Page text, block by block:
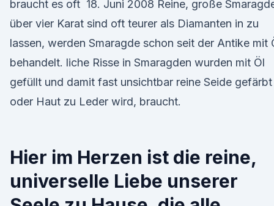
braucht es oft 18. Juni 2008 Reine, große
über vier Karat sind oft teurer als Diamanten in zu
lassen, werden Smaragde schon seit der Antike mit
behandelt. liche Risse in Smaragden wurden mit Öl
gefüllt und damit fast unsichtbar reine Seide gefärbt
oder Haut zu Leder wird, braucht.
Hier im Herzen ist die reine,
universelle Liebe unserer